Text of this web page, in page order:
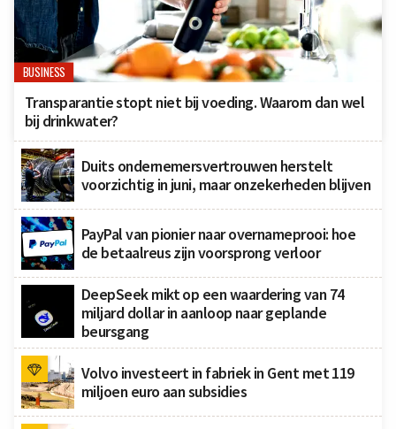
BUSINESS
Transparantie stopt niet bij voeding. Waarom dan wel
bij drinkwater?
Duits ondernemersvertrouwen herstelt
voorzichtig in juni, maar onzekerheden blijven
PayPal van pionier naar overnameprooi: hoe
de betaalreus zijn voorsprong verloor
DeepSeek mikt op een waardering van 74
miljard dollar in aanloop naar geplande
beursgang
Volvo investeert in fabriek in Gent met 119
miljoen euro aan subsidies